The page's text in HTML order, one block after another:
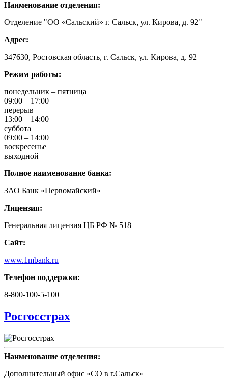
Наименование отделения:
Отделение "ОО «Сальский» г. Сальск, ул. Кирова, д. 92"
Адрес:
347630, Ростовская область, г. Сальск, ул. Кирова, д. 92
Режим работы:
понедельник – пятница
09:00 – 17:00
перерыв
13:00 – 14:00
суббота
09:00 – 14:00
воскресенье
выходной
Полное наименование банка:
ЗАО Банк «Первомайский»
Лицензия:
Генеральная лицензия ЦБ РФ № 518
Сайт:
www.1mbank.ru
Телефон поддержки:
8-800-100-5-100
Росгосстрах
Наименование отделения:
Дополнительный офис «СО в г.Сальск»